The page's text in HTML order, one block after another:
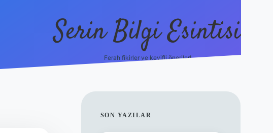
Serin Bilgi Esintisi
Ferah fikirler ve keyifli öneriler!
SIDEBAR
SON YAZILAR
ilbet giriş